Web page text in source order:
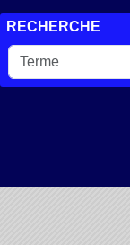
RECHERCHE